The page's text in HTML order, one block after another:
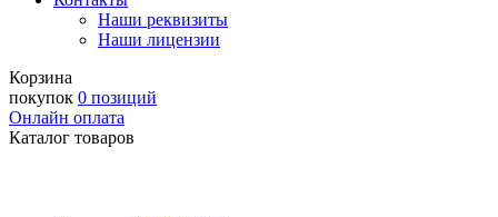
Наши реквизиты
Наши лицензии
Корзина
покупок 0 позиций
Онлайн оплата
Каталог товаров